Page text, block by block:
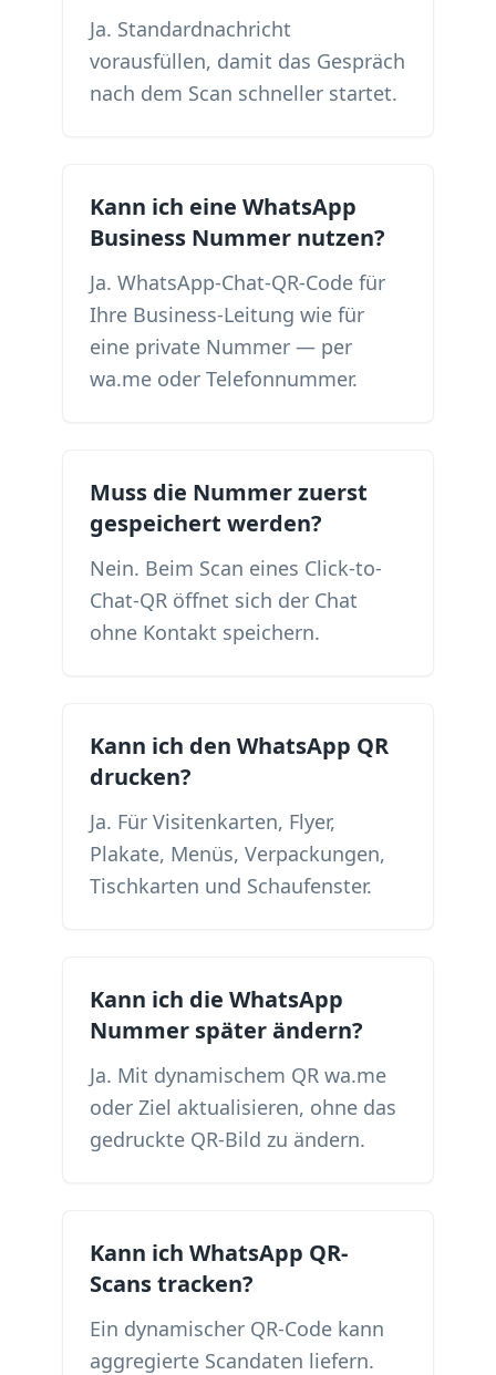
Ja. Standardnachricht
vorausfüllen, damit das Gespräch
nach dem Scan schneller startet.
Kann ich eine WhatsApp
Business Nummer nutzen?
Ja. WhatsApp-Chat-QR-Code für
Ihre Business-Leitung wie für
eine private Nummer — per
wa.me oder Telefonnummer.
Muss die Nummer zuerst
gespeichert werden?
Nein. Beim Scan eines Click-to-
Chat-QR öffnet sich der Chat
ohne Kontakt speichern.
Kann ich den WhatsApp QR
drucken?
Ja. Für Visitenkarten, Flyer,
Plakate, Menüs, Verpackungen,
Tischkarten und Schaufenster.
Kann ich die WhatsApp
Nummer später ändern?
Ja. Mit dynamischem QR wa.me
oder Ziel aktualisieren, ohne das
gedruckte QR-Bild zu ändern.
Kann ich WhatsApp QR-
Scans tracken?
Ein dynamischer QR-Code kann
aggregierte Scandaten liefern.